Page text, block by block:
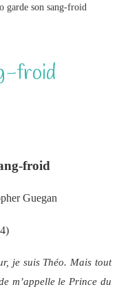
garde son sang-froid
froid
froid
Guegan
je suis Théo. Mais tout
m’appelle le Prince du